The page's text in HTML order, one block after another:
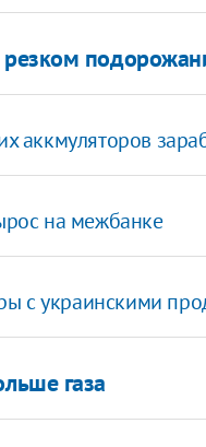
аккмуляторов
на межбанке
с украинскими
газа